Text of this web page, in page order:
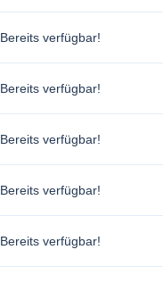
Bereits verfügbar!
Bereits verfügbar!
Bereits verfügbar!
Bereits verfügbar!
Bereits verfügbar!